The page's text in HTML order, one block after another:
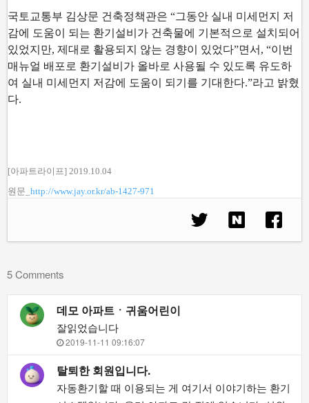
국토교통부 김상문 건축정책관은 “그동안 실내 미세먼지 저
감에 도움이 되는 환기설비가 건축물에 기본적으로 설치되어
있었지만, 제대로 활용되지 않는 경향이 있었다”면서, “이번
매뉴얼 배포로 환기설비가 올바로 사용될 수 있도록 유도하
여 실내 미세먼지 저감에 도움이 되기를 기대한다.”라고 밝혔
다.
[아파트라이프] 2019.10.04
원문_ http://www.jay.or.kr/ab-1427-971
5 Comments
데모 아파트ㆍ귀움어린이
잘읽었습니다
2019-11-11 09:16:07
탈퇴한 회원입니다.
자동환기할 때 이용되는 게 여기서 이야기하는 환기